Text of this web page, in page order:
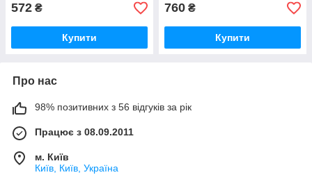
572 ₴
Купити
760 ₴
Купити
Про нас
98% позитивних з 56 відгуків за рік
Працює з 08.09.2011
м. Київ
Київ, Київ, Україна